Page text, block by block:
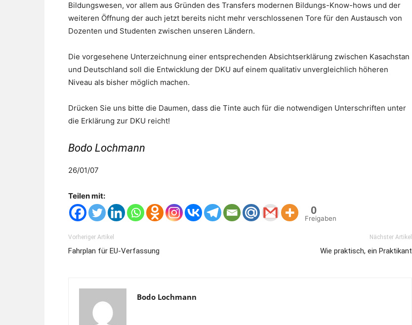
Bildungswesen, vor allem aus Gründen des Transfers modernen Bildungs-Know-hows und der
weiteren Öffnung der auch jetzt bereits nicht mehr verschlossenen Tore für den Austausch von
Dozenten und Studenten zwischen unseren Ländern.
Die vorgesehene Unterzeichnung einer entsprechenden Absichtserklärung zwischen Kasachstan
und Deutschland soll die Entwicklung der DKU auf einem qualitativ unvergleichlich höheren
Niveau als bisher möglich machen.
Drücken Sie uns bitte die Daumen, dass die Tinte auch für die notwendigen Unterschriften unter
die Erklärung zur DKU reicht!
Bodo Lochmann
26/01/07
Teilen mit:
0
Freigaben
Vorheriger Artikel
Fahrplan für EU-Verfassung
Nächster Artikel
Wie praktisch, ein Praktikant
Bodo Lochmann